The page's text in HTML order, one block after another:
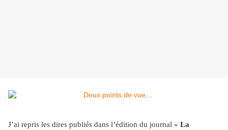
J’ai repris les dires publiés dans l’édition du journal « La